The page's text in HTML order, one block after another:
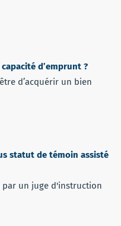
d’emprunt ?
d’acquérir un bien
statut de témoin assisté
par un juge d'instruction